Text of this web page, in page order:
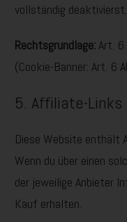
vollständig deaktivierst.
Rechtsgrundlage: Art. 6
(Cookie-Banner: Art. 6
5. Affiliate-Links
Diese Website enthält
Wenn du über einen
der jeweilige Anbieter
Kauf erhalten.